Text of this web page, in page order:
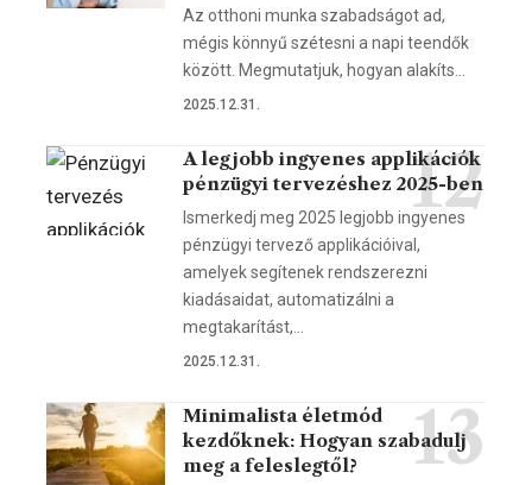
Az otthoni munka szabadságot ad,
mégis könnyű szétesni a napi teendők
között. Megmutatjuk, hogyan alakíts…
2025.12.31.
A legjobb ingyenes applikációk
pénzügyi tervezéshez 2025-ben
Ismerkedj meg 2025 legjobb ingyenes
pénzügyi tervező applikációival,
amelyek segítenek rendszerezni
kiadásaidat, automatizálni a
megtakarítást,…
2025.12.31.
Minimalista életmód
kezdőknek: Hogyan szabadulj
meg a feleslegtől?